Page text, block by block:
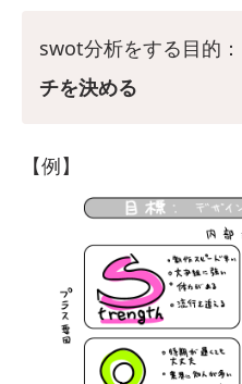
swot分析をする目的：
チを決める
【例】